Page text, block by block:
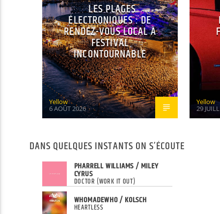
LES PLAGES
ÉLECTRONIQUES : DE
RENDEZ-VOUS LOCAL À
FESTIVAL
INCONTOURNABLE
Yellow
6 AOÛT 2026
Yellow
29
DANS QUELQUES INSTANTS ON S’ÉCOUTE
PHARRELL WILLIAMS / MILEY
CYRUS
DOCTOR (WORK IT OUT)
WHOMADEWHO / KOLSCH
HEARTLESS